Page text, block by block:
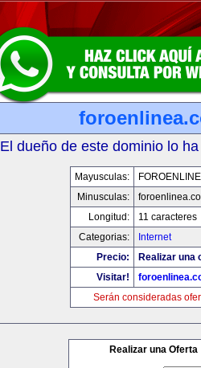
El dueño de este dominio lo
Mayusculas:
Minusculas:
Longitud:
11 caracteres
Categorias:
Internet
Precio:
Realizar una
Visitar!
Serán consideradas
Realizar una Oferta